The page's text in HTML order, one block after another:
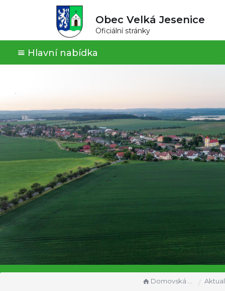
Obec Velká Jesenice
Oficiální stránky
Hlavní nabídka
Domovská stránka